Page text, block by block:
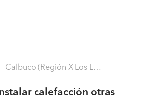
Calbuco (Región X Los Lagos - Llanquihue)
calefacción otras